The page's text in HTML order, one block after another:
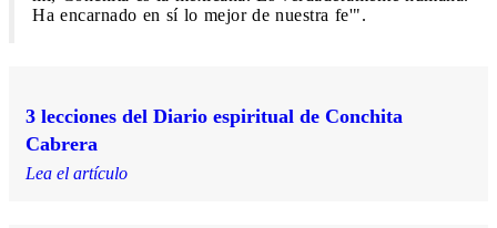
Ha encarnado en sí lo mejor de nuestra fe'".
3 lecciones del Diario espiritual de Conchita
Cabrera
Lea el artículo